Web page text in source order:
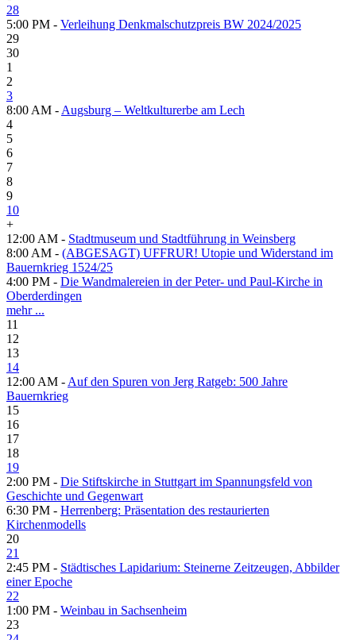
28
5:00 PM - Verleihung Denkmalschutzpreis BW 2024/2025
29
30
1
2
3
8:00 AM - Augsburg – Weltkulturerbe am Lech
4
5
6
7
8
9
10
+
12:00 AM - Stadtmuseum und Stadtführung in Weinsberg
8:00 AM - (ABGESAGT) UFFRUR! Utopie und Widerstand im
Bauernkrieg 1524/25
4:00 PM - Die Wandmalereien in der Peter- und Paul-Kirche in
Oberderdingen
mehr ...
11
12
13
14
12:00 AM - Auf den Spuren von Jerg Ratgeb: 500 Jahre
Bauernkrieg
15
16
17
18
19
2:00 PM - Die Stiftskirche in Stuttgart im Spannungsfeld von
Geschichte und Gegenwart
6:30 PM - Herrenberg: Präsentation des restaurierten
Kirchenmodells
20
21
2:45 PM - Städtisches Lapidarium: Steinerne Zeitzeugen, Abbilder
einer Epoche
22
1:00 PM - Weinbau in Sachsenheim
23